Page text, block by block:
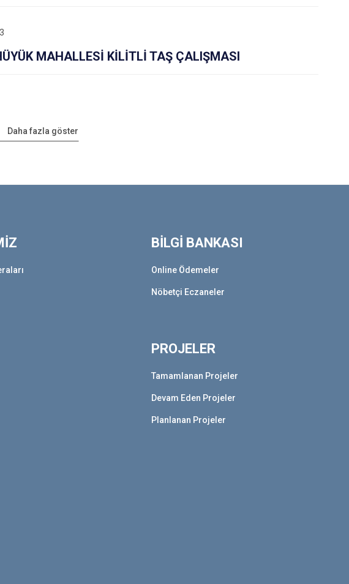
MAHALLESİ KİLİTLİ TAŞ ÇALIŞMASI
Daha fazla göster
BİLGİ BANKASI
Online Ödemeler
Nöbetçi Eczaneler
PROJELER
Tamamlanan Projeler
Devam Eden Projeler
Planlanan Projeler